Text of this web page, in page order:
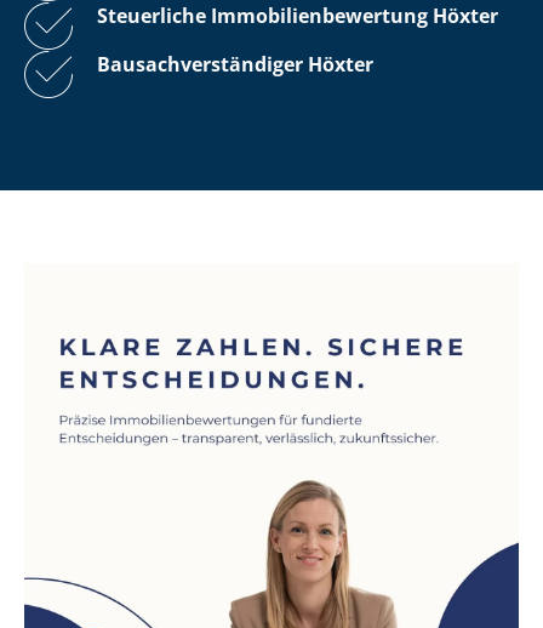
Steuerliche Im­mo­bi­li­en­be­wer­tung Höxter
Bau­sach­ver­stän­di­ger Höxter